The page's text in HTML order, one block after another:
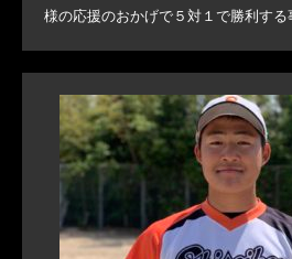
様の応援のおかげで５対１で勝利す